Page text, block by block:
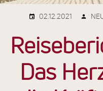
02.12.2021
Das